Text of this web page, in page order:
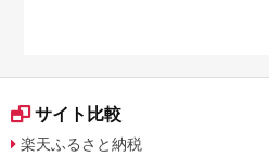
サイト比較
楽天ふるさと納税